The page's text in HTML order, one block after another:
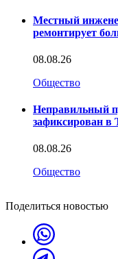
Местный
ремонтирует
08.08.26
Общество
Неправильный
зафиксирован в
08.08.26
Общество
Поделиться новостью